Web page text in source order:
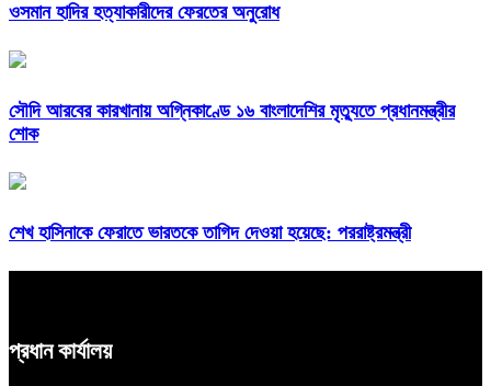
ওসমান হাদির হত্যাকারীদের ফেরতের অনুরোধ
সৌদি আরবের কারখানায় অগ্নিকাণ্ডে ১৬ বাংলাদেশির মৃত্যুতে প্রধানমন্ত্রীর
শোক
শেখ হাসিনাকে ফেরাতে ভারতকে তাগিদ দেওয়া হয়েছে: পররাষ্ট্রমন্ত্রী
প্রধান কার্যালয়